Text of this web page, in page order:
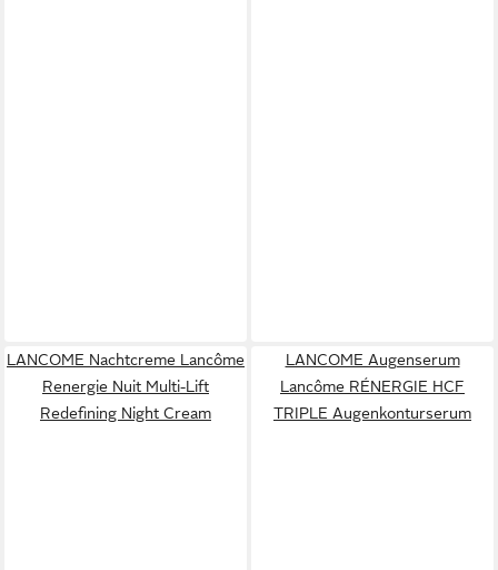
LANCOME Nachtcreme Lancôme
Renergie Nuit Multi-Lift
Redefining Night Cream
LANCOME Augenserum
Lancôme RÉNERGIE HCF
TRIPLE Augenkonturserum